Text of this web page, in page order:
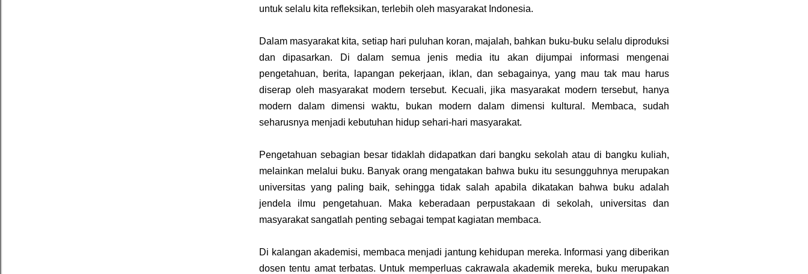
untuk selalu kita refleksikan, terlebih oleh masyarakat Indonesia.
Dalam masyarakat kita, setiap hari puluhan koran, majalah, bahkan buku-buku selalu diproduksi
dan dipasarkan.
Di dalam semua jenis media itu akan dijumpai informasi mengenai
pengetahuan, berita, lapangan pekerjaan, iklan, dan sebagainya, yang mau tak mau harus
diserap oleh masyarakat modern tersebut. Kecuali, jika masyarakat modern tersebut, hanya
modern dalam dimensi waktu, bukan modern dalam dimensi kultural. Membaca, sudah
seharusnya menjadi kebutuhan hidup sehari-hari masyarakat.
Pengetahuan sebagian besar tidaklah didapatkan dari bangku sekolah atau di bangku kuliah,
melainkan melalui buku. Banyak orang mengatakan bahwa buku itu sesungguhnya merupakan
universitas yang paling baik, sehingga tidak salah apabila dikatakan bahwa buku adalah
jendela ilmu pengetahuan. Maka keberadaan perpustakaan di sekolah, universitas dan
masyarakat sangatlah penting sebagai tempat kagiatan membaca.
Di kalangan akademisi, membaca menjadi jantung kehidupan mereka. Informasi yang diberikan
dosen tentu amat terbatas. Untuk memperluas cakrawala akademik mereka, buku merupakan